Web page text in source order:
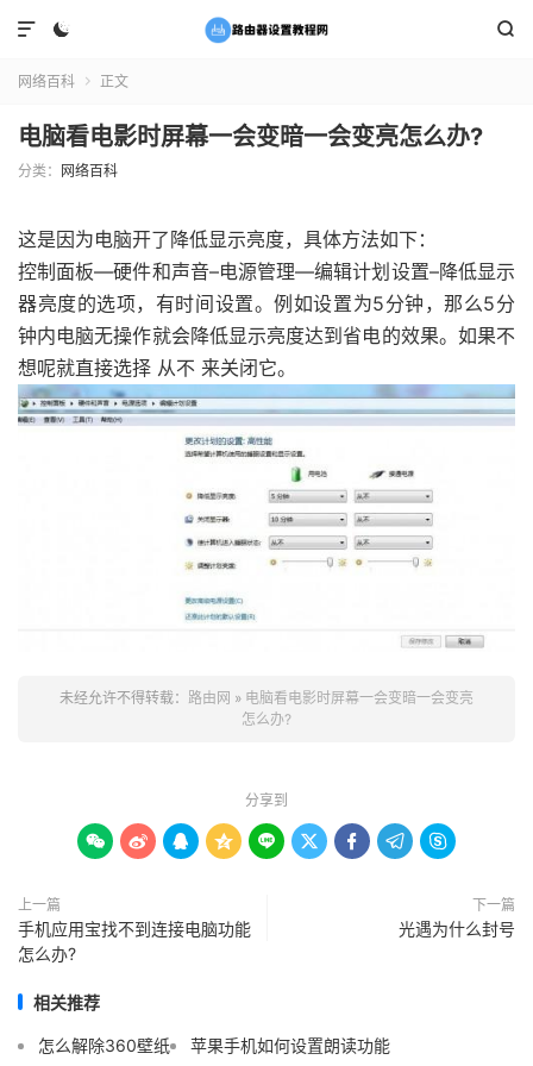
 

网络百科  正文
电脑看电影时屏幕一会变暗一会变亮怎么办?
分类： 网络百科
这是因为电脑开了降低显示亮度，具体方法如下：
控制面板—硬件和声音–电源管理—编辑计划设置–降低显示
器亮度的选项，有时间设置。例如设置为5分钟，那么5分
钟内电脑无操作就会降低显示亮度达到省电的效果。如果不
想呢就直接选择 从不 来关闭它。
未经允许不得转载： 路由网 » 电脑看电影时屏幕一会变暗一会变亮
怎么办?
分享到
        
上一篇
手机应用宝找不到连接电脑功能
怎么办?
下一篇
光遇为什么封号
相关推荐
怎么解除360壁纸 苹果手机如何设置朗读功能